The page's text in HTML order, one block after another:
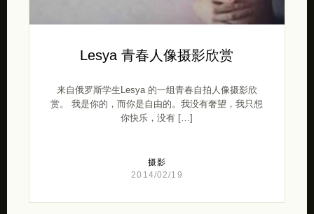
Lesya 青春人像摄影欣赏
来自俄罗斯学生Lesya 的一组青春自拍人像摄影欣
赏。 我是你的，而你是自由的。我没有奢望，我只想
你快乐，没有 […]
摄影
2014/02/19